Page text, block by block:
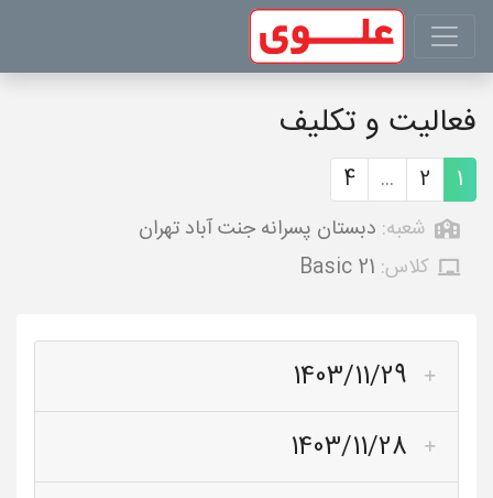
فعالیت و تکلیف
1
2
...
4
شعبه: دبستان پسرانه جنت آباد تهران
کلاس: Basic 21
1403/11/29
1403/11/28